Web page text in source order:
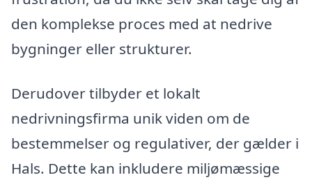
den komplekse proces med at nedrive
bygninger eller strukturer.
Derudover tilbyder et lokalt
nedrivningsfirma unik viden om de
bestemmelser og regulativer, der gælder i
Hals. Dette kan inkludere miljømæssige